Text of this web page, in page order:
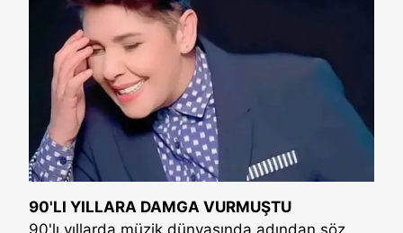
90'LI YILLARA DAMGA VURMUŞTU
90'lı yıllarda müzik dünyasında adından söz